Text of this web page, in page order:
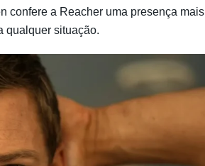
confere a Reacher uma presença mais
qualquer situação.